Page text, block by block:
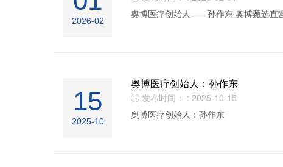
2026-02
奥博医疗创始人——孙作东 奥博甄选直
15
2025-10
奥博医疗创始人：孙作东
发布时间： : 2025-10-15
奥博医疗创始人：孙作东